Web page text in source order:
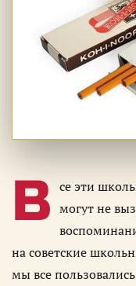
В се эти
могут не
на советские
мы все